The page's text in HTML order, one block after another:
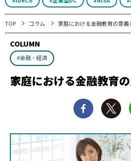
TOP コラム 家庭における金融教育の意義
COLUMN
#金融・経済
家庭における金融教育